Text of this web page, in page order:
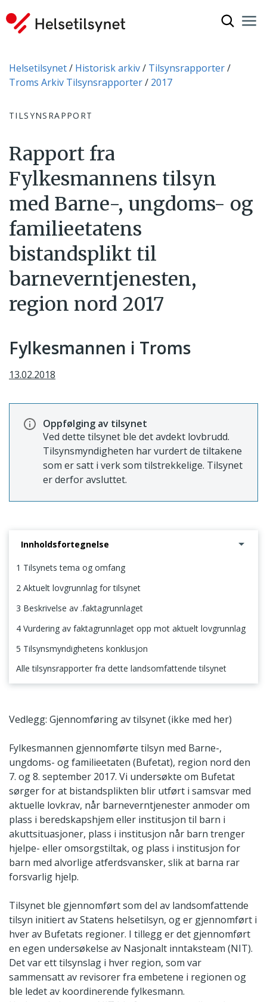
Du er her:
Helsetilsynet Historisk arkiv
Tilsynsrapporter
Troms Arkiv Tilsynsrapporter
2017
TILSYNSRAPPORT
Rapport fra
Fylkesmannens tilsyn
med Barne-, ungdoms- og
familieetatens
bistandsplikt til
barneverntjenesten,
region nord 2017
Fylkesmannen i Troms
13.02.2018
Oppfølging av tilsynet
Ved dette tilsynet ble det avdekt lovbrudd.
Tilsynsmyndigheten har vurdert de tiltakene
som er satt i verk som tilstrekkelige. Tilsynet
er derfor avsluttet.
Innholdsfortegnelse
1 Tilsynets tema og omfang
2 Aktuelt lovgrunnlag for tilsynet
3 Beskrivelse av .faktagrunnlaget
4 Vurdering av faktagrunnlaget opp mot aktuelt lovgrunnlag
5 Tilsynsmyndighetens konklusjon
Alle tilsynsrapporter fra dette landsomfattende tilsynet
Vedlegg: Gjennomføring av tilsynet (ikke med her)
Fylkesmannen gjennomførte tilsyn med Barne-,
ungdoms- og familieetaten (Bufetat), region nord den
7. og 8. september 2017. Vi undersøkte om Bufetat
sørger for at bistandsplikten blir utført i samsvar med
aktuelle lovkrav, når barneverntjenester anmoder om
plass i beredskapshjem eller institusjon til barn i
akuttsituasjoner, plass i institusjon når barn trenger
hjelpe- eller omsorgstiltak, og plass i institusjon for
barn med alvorlige atferdsvansker, slik at barna rar
forsvarlig hjelp.
Tilsynet ble gjennomført som del av landsomfattende
tilsyn initiert av Statens helsetilsyn, og er gjennomført i
hver av Bufetats regioner. I tillegg er det gjennomført
en egen undersøkelse av Nasjonalt inntaksteam (NIT).
Det var ett tilsynslag i hver region, som var
sammensatt av revisorer fra embetene i regionen og
ble ledet av koordinerende fylkesmann.